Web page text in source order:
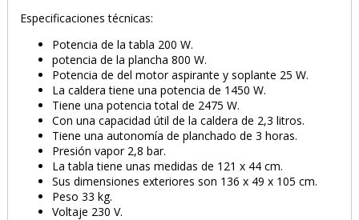
Especificaciones técnicas:
Potencia de la tabla 200 W.
potencia de la plancha 800 W.
Potencia de del motor aspirante y soplante 25 W.
La caldera tiene una potencia de 1450 W.
Tiene una potencia total de 2475 W.
Con una capacidad útil de la caldera de 2,3 litros.
Tiene una autonomía de planchado de 3 horas.
Presión vapor 2,8 bar.
La tabla tiene unas medidas de 121 x 44 cm.
Sus dimensiones exteriores son 136 x 49 x 105 cm.
Peso 33 kg.
Voltaje 230 V.